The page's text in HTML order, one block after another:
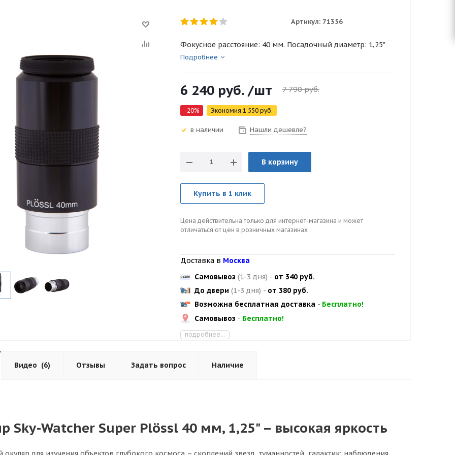
Артикул: 71356
Фокусное расстояние: 40 мм. Посадочный диаметр: 1,25"
Подробнее
6 240 руб. /шт 7 790руб.
-20% Экономия 1 550 руб.
в наличии Нашли дешевле?
В корзину
Купить в 1 клик
Цена действительна только для интернет-магазина и может
отличаться от цен в розничных магазинах
Доставка в Москва
Самовывоз (1-3 дня) - от 340 руб.
До двери (1-3 дня) - от 380 руб.
Возможна бесплатная доставка - Бесплатно!
Самовывоз - Бесплатно!
подробнее...
Видео (6) Отзывы Задать вопрос Наличие
Sky-Watcher Super Plössl 40 мм, 1,25" – высокая яркость